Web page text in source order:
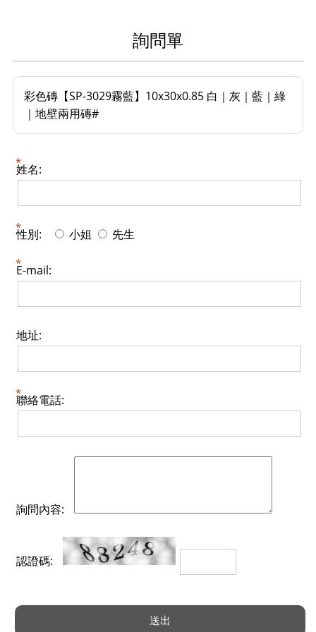
詢問單
彩色磚【SP-3029霧藍】10x30x0.85 白｜灰｜藍｜綠
｜地壁兩用磚#
姓名:
性別: 小姐 先生
E-mail:
地址:
聯絡電話:
詢問內容:
認證碼: